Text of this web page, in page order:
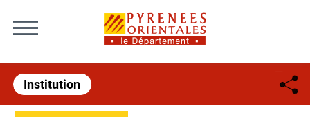
Institution